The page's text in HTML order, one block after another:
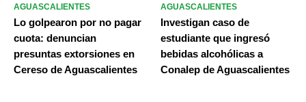
AGUASCALIENTES
Lo golpearon por no pagar
cuota: denuncian
presuntas extorsiones en
Cereso de Aguascalientes
AGUASCALIENTES
Investigan caso de
estudiante que ingresó
bebidas alcohólicas a
Conalep de Aguascalientes